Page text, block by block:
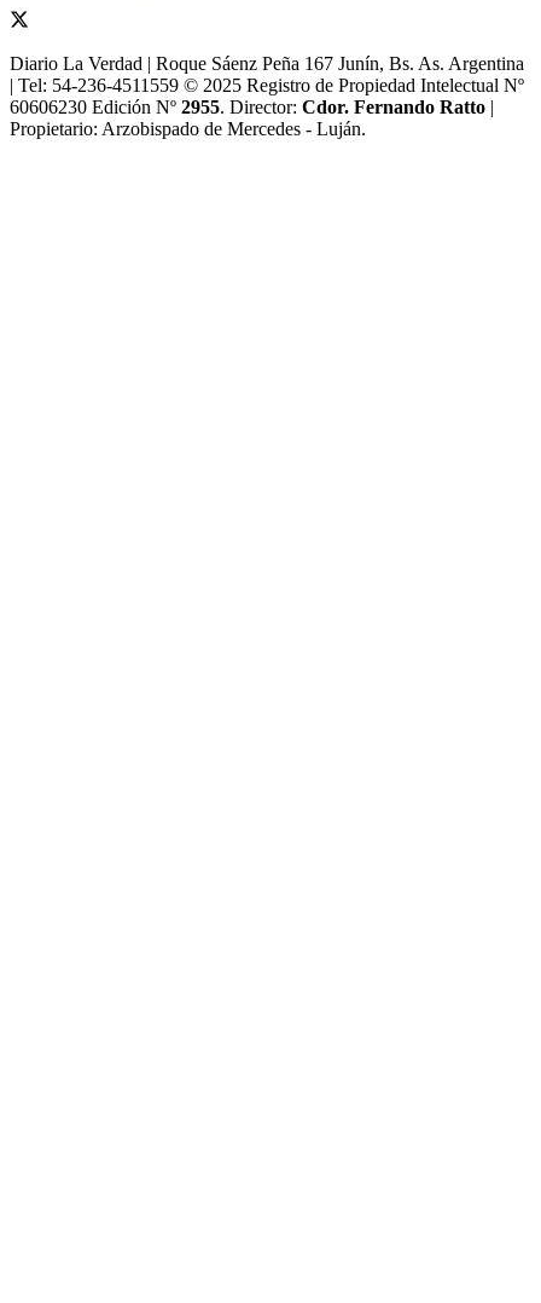
Diario La Verdad | Roque Sáenz Peña 167 Junín, Bs. As. Argentina
| Tel: 54-236-4511559 © 2025 Registro de Propiedad Intelectual Nº
60606230 Edición Nº 2955. Director:​ Cdor. Fernando Ratto |
Propietario:​ Arzobispado de Mercedes - Luján.